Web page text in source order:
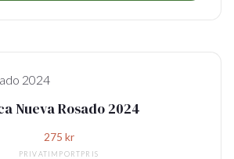
Nueva Rosado 2024
275 kr
PRIVATIMPORTPRIS